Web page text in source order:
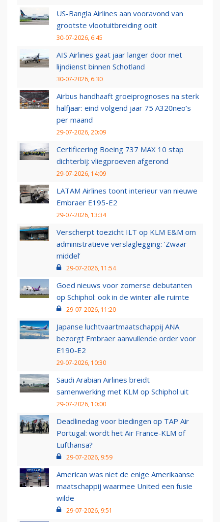
US-Bangla Airlines aan vooravond van
grootste vlootuitbreiding ooit
30-07-2026, 6:45
AIS Airlines gaat jaar langer door met
lijndienst binnen Schotland
30-07-2026, 6:30
Airbus handhaaft groeiprognoses na sterk
halfjaar: eind volgend jaar 75 A320neo’s
per maand
29-07-2026, 20:09
Certificering Boeing 737 MAX 10 stap
dichterbij: vliegproeven afgerond
29-07-2026, 14:09
LATAM Airlines toont interieur van nieuwe
Embraer E195-E2
29-07-2026, 13:34
Verscherpt toezicht ILT op KLM E&M om
administratieve verslaglegging: ‘Zwaar
middel’
29-07-2026, 11:54
Goed nieuws voor zomerse debutanten
op Schiphol: ook in de winter alle ruimte
29-07-2026, 11:20
Japanse luchtvaartmaatschappij ANA
bezorgt Embraer aanvullende order voor
E190-E2
29-07-2026, 10:30
Saudi Arabian Airlines breidt
samenwerking met KLM op Schiphol uit
29-07-2026, 10:00
Deadlinedag voor biedingen op TAP Air
Portugal: wordt het Air France-KLM of
Lufthansa?
29-07-2026, 9:59
American was niet de enige Amerikaanse
maatschappij waarmee United een fusie
wilde
29-07-2026, 9:51